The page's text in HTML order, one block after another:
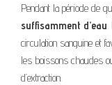
Pendant la période de
suffisamment d’eau.
circulation sanguine et
les boissons chaudes
d’extraction.